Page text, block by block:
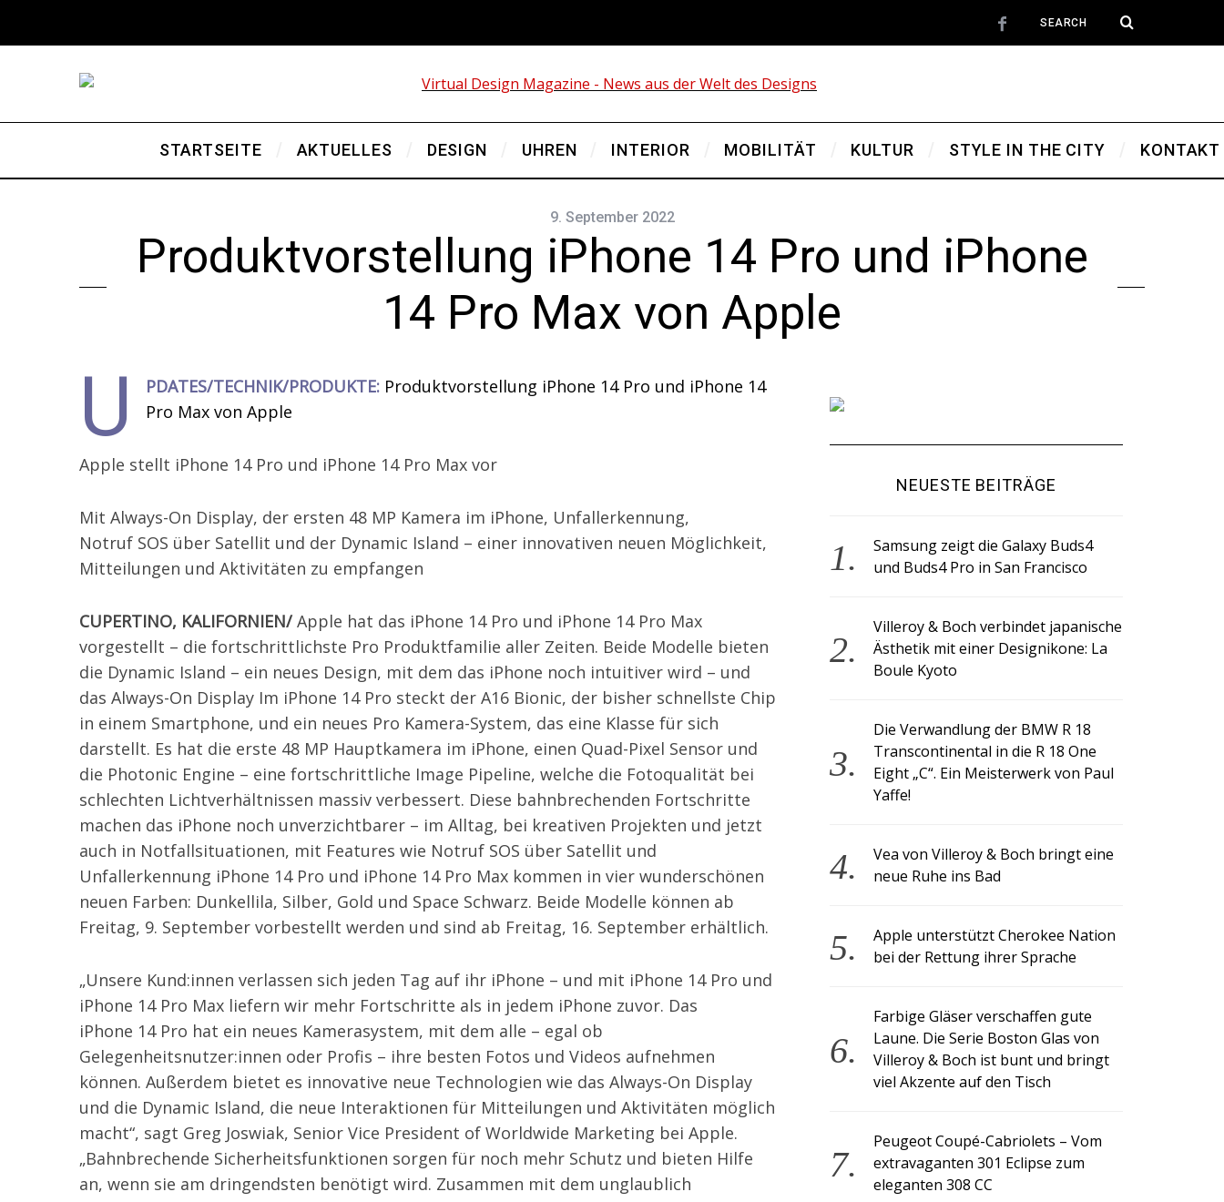
STARTSEITE AKTUELLES DESIGN UHREN INTERIOR MOBILITÄT KULTUR STYLE IN THE CITY KONTAKT
9. September 2022
Produktvorstellung iPhone 14 Pro und iPhone
14 Pro Max von Apple
U PDATES/TECHNIK/PRODUKTE: Produktvorstellung iPhone 14 Pro und iPhone 14
Pro Max von Apple
Apple stellt iPhone 14 Pro und iPhone 14 Pro Max vor
Mit Always-On Display, der ersten 48 MP Kamera im iPhone, Unfallerkennung,
Notruf SOS über Satellit und der Dynamic Island – einer innovativen neuen Möglichkeit,
Mitteilungen und Aktivitäten zu empfangen
CUPERTINO, KALIFORNIEN/ Apple hat das iPhone 14 Pro und iPhone 14 Pro Max
vorgestellt – die fortschrittlichste Pro Produktfamilie aller Zeiten. Beide Modelle bieten
die Dynamic Island – ein neues Design, mit dem das iPhone noch intuitiver wird – und
das Always-On Display Im iPhone 14 Pro steckt der A16 Bionic, der bisher schnellste Chip
in einem Smartphone, und ein neues Pro Kamera-System, das eine Klasse für sich
darstellt. Es hat die erste 48 MP Hauptkamera im iPhone, einen Quad-Pixel Sensor und
die Photonic Engine – eine fortschrittliche Image Pipeline, welche die Fotoqualität bei
schlechten Lichtverhältnissen massiv verbessert. Diese bahnbrechenden Fortschritte
machen das iPhone noch unverzichtbarer – im Alltag, bei kreativen Projekten und jetzt
auch in Notfallsituationen, mit Features wie Notruf SOS über Satellit und
Unfallerkennung iPhone 14 Pro und iPhone 14 Pro Max kommen in vier wunderschönen
neuen Farben: Dunkellila, Silber, Gold und Space Schwarz. Beide Modelle können ab
Freitag, 9. September vorbestellt werden und sind ab Freitag, 16. September erhältlich.
„Unsere Kund:innen verlassen sich jeden Tag auf ihr iPhone – und mit iPhone 14 Pro und
iPhone 14 Pro Max liefern wir mehr Fortschritte als in jedem iPhone zuvor. Das
iPhone 14 Pro hat ein neues Kamerasystem, mit dem alle – egal ob
Gelegenheitsnutzer:innen oder Profis – ihre besten Fotos und Videos aufnehmen
können. Außerdem bietet es innovative neue Technologien wie das Always-On Display
und die Dynamic Island, die neue Interaktionen für Mitteilungen und Aktivitäten möglich
macht“, sagt Greg Joswiak, Senior Vice President of Worldwide Marketing bei Apple.
„Bahnbrechende Sicherheitsfunktionen sorgen für noch mehr Schutz und bieten Hilfe
an, wenn sie am dringendsten benötigt wird. Zusammen mit dem unglaublich
NEUESTE BEITRÄGE
Samsung zeigt die Galaxy Buds4
und Buds4 Pro in San Francisco
Villeroy & Boch verbindet japanische
Ästhetik mit einer Designikone: La
Boule Kyoto
Die Verwandlung der BMW R 18
Transcontinental in die R 18 One
Eight „C“. Ein Meisterwerk von Paul
Yaffe!
Vea von Villeroy & Boch bringt eine
neue Ruhe ins Bad
Apple unterstützt Cherokee Nation
bei der Rettung ihrer Sprache
Farbige Gläser verschaffen gute
Laune. Die Serie Boston Glas von
Villeroy & Boch ist bunt und bringt
viel Akzente auf den Tisch
Peugeot Coupé-Cabriolets – Vom
extravaganten 301 Eclipse zum
eleganten 308 CC